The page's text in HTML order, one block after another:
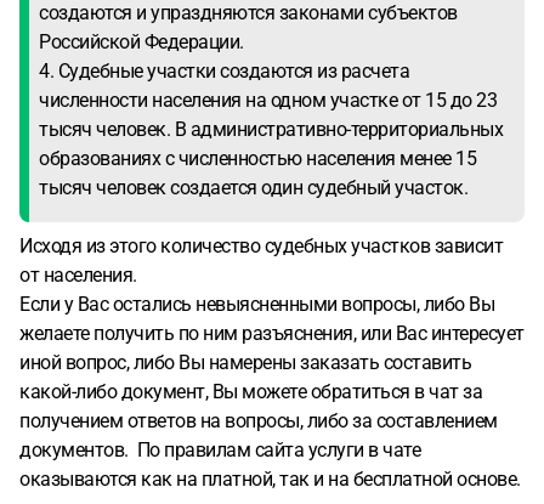
создаются и упраздняются законами субъектов
Российской Федерации.
4. Судебные участки создаются из расчета
численности населения на одном участке от 15 до 23
тысяч человек. В административно-территориальных
образованиях с численностью населения менее 15
тысяч человек создается один судебный участок.
Исходя из этого количество судебных участков зависит
от населения.
Если у Вас остались невыясненными вопросы, либо Вы
желаете получить по ним разъяснения, или Вас интересует
иной вопрос, либо Вы намерены заказать составить
какой-либо документ, Вы можете обратиться в чат за
получением ответов на вопросы, либо за составлением
документов. По правилам сайта услуги в чате
оказываются как на платной, так и на бесплатной основе.